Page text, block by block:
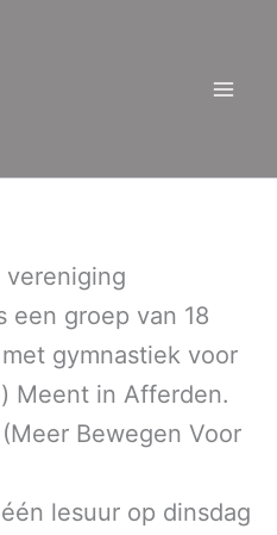
vereniging
een groep van 18
gymnastiek voor
Meent in Afferden.
Bewegen Voor
lesuur op dinsdag